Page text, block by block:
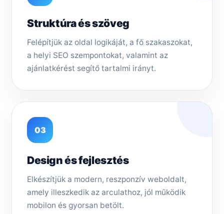
Struktúra és szöveg
Felépítjük az oldal logikáját, a fő szakaszokat,
a helyi SEO szempontokat, valamint az
ajánlatkérést segítő tartalmi irányt.
03
Design és fejlesztés
Elkészítjük a modern, reszponzív weboldalt,
amely illeszkedik az arculathoz, jól működik
mobilon és gyorsan betölt.